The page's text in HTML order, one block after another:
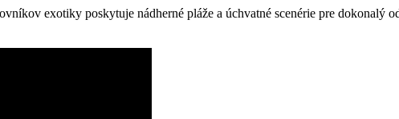
exotiky poskytuje nádherné pláže a úchvatné scenérie pre dokonalý